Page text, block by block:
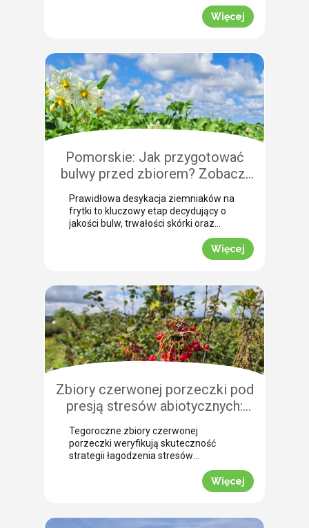
natychmiastowe zabezpieczenie
Uszkodzona skórka to otwarta droga
dla patogenów grzybowych, które
potrafią zniszczyć owoce tuż przed
zbiorem. Nasza ekspertka Justyna
Wasiak ostrzega przed nadchodzącym
frontem burzowym i wskazuje
skuteczne rozwiązanie interwencyjne.
Więcej
Pomorskie: Jak przygotować
bulwy przed zbiorem? Zobacz,
jak przebiega profesjonalna
desykacja ziemniaków na frytki!
Prawidłowa desykacja ziemniaków na
frytki to kluczowy etap decydujący o
jakości bulw, trwałości skórki oraz
łatwości zbioru maszynowego. Nasz
przeprowadził niedawno lustrację
(województwo pomorskie). Na tej
podstawie podpowiada, dlaczego o
zabiegu dosuszania warto pomyśleć z
dużym wyprzedzeniem. Zobacz, jak
zaplanować skuteczne wygaszanie
wegetacji z użyciem preparatu MIZUKI.
Dlaczego […]
Więcej
Zbiory czerwonej porzeczki pod
presją stresów abiotycznych:
ocena skuteczności
biostymulacji
Tegoroczne zbiory czerwonej
porzeczki weryfikują skuteczność
strategii łagodzenia stresów
temperatur oraz długotrwały deficyt
fizjologicznego, zmuszając krzewy do
Więcej